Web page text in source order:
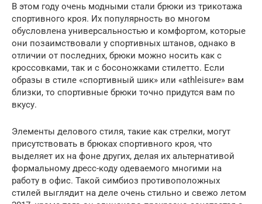
В этом году очень модными стали брюки из трикотажа
спортивного кроя. Их популярность во многом
обусловлена универсальностью и комфортом, которые
они позаимствовали у спортивных штанов, однако в
отличии от последних, брюки можно носить как с
кроссовками, так и с босоножками стилетто. Если
образы в стиле «спортивный шик» или «athleisure» вам
близки, то спортивные брюки точно придутся вам по
вкусу.
Элементы делового стиля, такие как стрелки, могут
присутствовать в брюках спортивного кроя, что
выделяет их на фоне других, делая их альтернативой
формальному дресс-коду одеваемого многими на
работу в офис. Такой симбиоз противоположных
стилей выглядит на деле очень стильно и свежо летом